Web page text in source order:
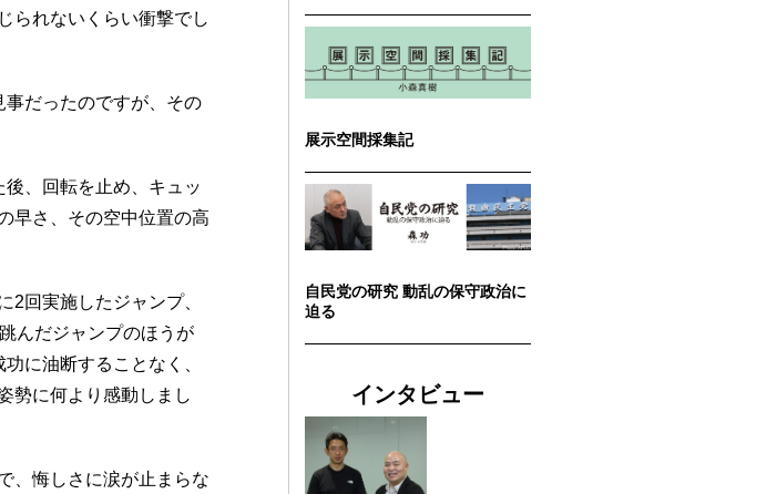
られないくらい衝撃でし
だったのですが、その
、回転を止め、キュッ
早さ、その空中位置の高
2回実施したジャンプ、
んだジャンプのほうが
に油断することなく、
勢に何より感動しまし
、悔しさに涙が止まらな
展示空間採集記
自民党の研究 動乱の保守政治に
迫る
インタビュー